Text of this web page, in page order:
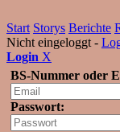
Start Storys Berichte
Nicht eingeloggt -
Login X
BS-Nummer oder
Passwort: